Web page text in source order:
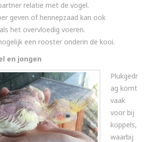
relatie met de vogel.
geven of hennepzaad kan ook
het overvloedig voeren.
een rooster onderin de kooi.
en jongen
Plukgedr
ag komt
vaak
voor bij
koppels,
waarbij